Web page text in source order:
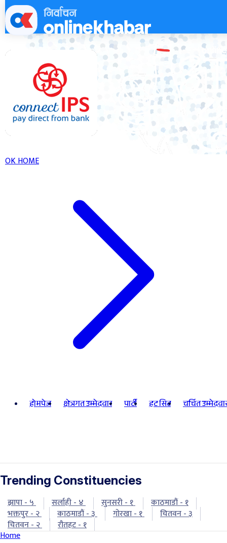
Skip
to
content
OK HOME
होमपेज क्षेत्रगत उम्मेदवार पार्टी हट सिट चर्चित
Trending Constituencies
झापा - ५ सर्लाही - ४ सुनसरी - १
काठमाडौं - १
भक्तपुर - २
काठमाडौं - ३ गोरखा - १
चितवन - ३
चितवन - २
रौतहट - १
Home